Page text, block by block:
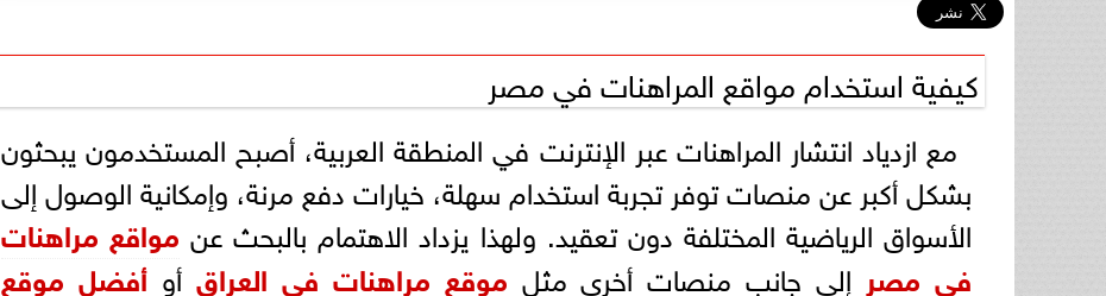
كيفية استخدام مواقع المراهنات في مصر
مع ازدياد انتشار المراهنات عبر الإنترنت في المنطقة العربية، أصبح المستخدمون يبحثون
بشكل أكبر عن منصات توفر تجربة استخدام سهلة، خيارات دفع مرنة، وإمكانية الوصول إلى
الأسواق الرياضية المختلفة دون تعقيد. ولهذا يزداد الاهتمام بالبحث عن مواقع مراهنات
في مصر إلى جانب منصات أخرى مثل موقع مراهنات في العراق أوأفضل موقع